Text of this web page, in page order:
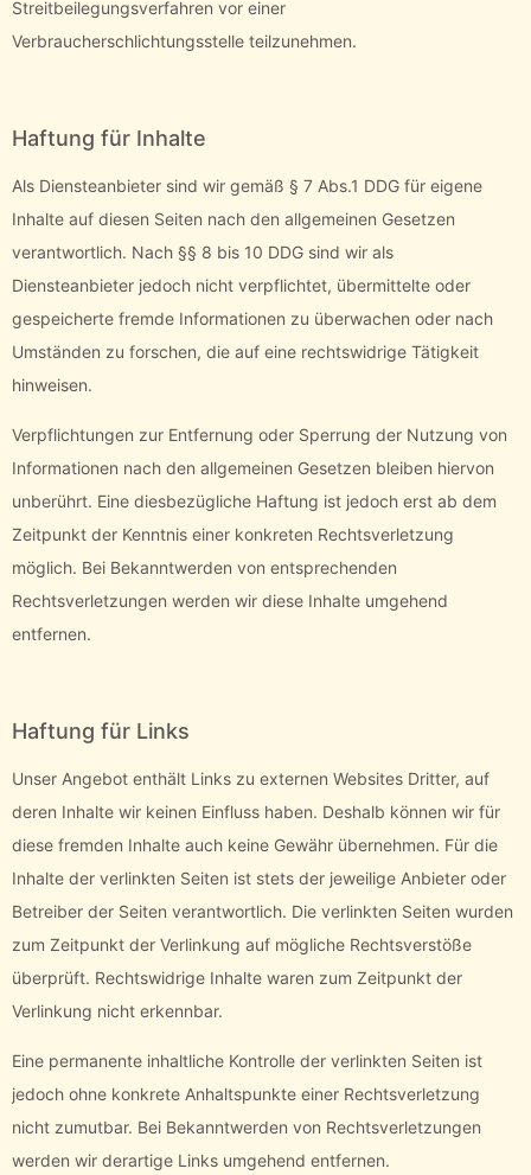
Streitbeilegungsverfahren vor einer
Verbraucherschlichtungsstelle teilzunehmen.
Haftung für Inhalte
Als Diensteanbieter sind wir gemäß § 7 Abs.1 DDG für eigene
Inhalte auf diesen Seiten nach den allgemeinen Gesetzen
verantwortlich. Nach §§ 8 bis 10 DDG sind wir als
Diensteanbieter jedoch nicht verpflichtet, übermittelte oder
gespeicherte fremde Informationen zu überwachen oder nach
Umständen zu forschen, die auf eine rechtswidrige Tätigkeit
hinweisen.
Verpflichtungen zur Entfernung oder Sperrung der Nutzung von
Informationen nach den allgemeinen Gesetzen bleiben hiervon
unberührt. Eine diesbezügliche Haftung ist jedoch erst ab dem
Zeitpunkt der Kenntnis einer konkreten Rechtsverletzung
möglich. Bei Bekanntwerden von entsprechenden
Rechtsverletzungen werden wir diese Inhalte umgehend
entfernen.
Haftung für Links
Unser Angebot enthält Links zu externen Websites Dritter, auf
deren Inhalte wir keinen Einfluss haben. Deshalb können wir für
diese fremden Inhalte auch keine Gewähr übernehmen. Für die
Inhalte der verlinkten Seiten ist stets der jeweilige Anbieter oder
Betreiber der Seiten verantwortlich. Die verlinkten Seiten wurden
zum Zeitpunkt der Verlinkung auf mögliche Rechtsverstöße
überprüft. Rechtswidrige Inhalte waren zum Zeitpunkt der
Verlinkung nicht erkennbar.
Eine permanente inhaltliche Kontrolle der verlinkten Seiten ist
jedoch ohne konkrete Anhaltspunkte einer Rechtsverletzung
nicht zumutbar. Bei Bekanntwerden von Rechtsverletzungen
werden wir derartige Links umgehend entfernen.